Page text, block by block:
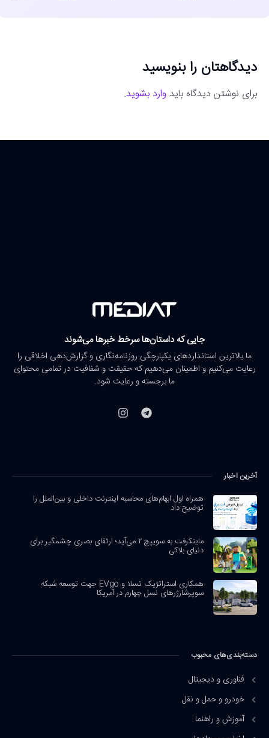
دیدگاهتان را بنویسید
برای نوشتن دیدگاه باید وارد بشوید.
جایی که داستان‌ها سرخط خبرها می‌شوند
ما بالاترین استانداردهای یکپارچگی روزنامه‌نگاری و گزارش‌دهی اخلاقی را
رعایت می‌کنیم و اطمینان می‌دهیم که حقیقت و شفافیت در تمامی محتوای
ما برجسته و رعایت شود.
آخرین اخبار
همراه اول ابهام‌های محاسبه اینترنت داخلی و بین‌الملل را
توضیح داد
ماینکرفت به سوییچ ۲ می‌آید؛ ارتقای بصری چشمگیر برای
دنیای بلاکی
همکاری استراتژیک تسلا و EVgo جهت توسعه شبکه
سوپرشارژرهای نسل چهارم در آمریکا
دسته‌بندی‌های محبوب
فناوری و دیجیتال
خودرو و حمل و نقل
آموزش و راهنما